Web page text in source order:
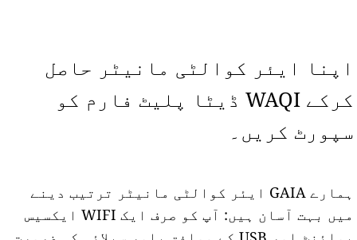
اپنا ایئر کوالٹی مانیٹر حاصل
کرکے WAQI ڈیٹا پلیٹ فارم کو
سپورٹ کریں۔
ہمارے GAIA ایئر کوالٹی مانیٹر ترتیب دینے
میں بہت آسان ہیں: آپ کو صرف ایک WIFI ایکسیس